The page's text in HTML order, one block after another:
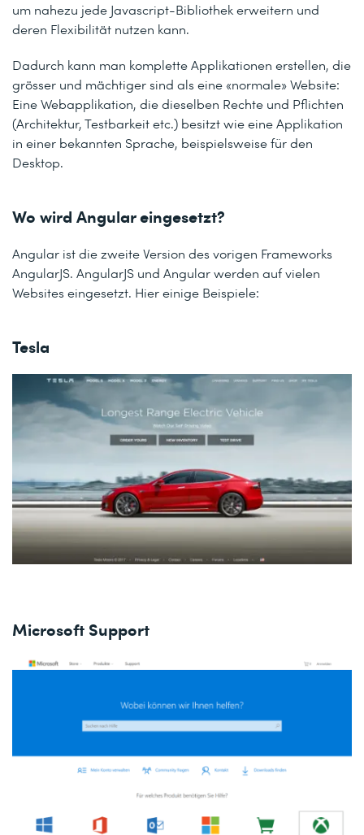
um nahezu jede Javascript-Bibliothek erweitern und
deren Flexibilität nutzen kann.
Dadurch kann man komplette Applikationen erstellen, die
grösser und mächtiger sind als eine «normale» Website:
Eine Webapplikation, die dieselben Rechte und Pflichten
(Architektur, Testbarkeit etc.) besitzt wie eine Applikation
in einer bekannten Sprache, beispielsweise für den
Desktop.
Wo wird Angular eingesetzt?
Angular ist die zweite Version des vorigen Frameworks
AngularJS. AngularJS und Angular werden auf vielen
Websites eingesetzt. Hier einige Beispiele:
Tesla
Microsoft Support